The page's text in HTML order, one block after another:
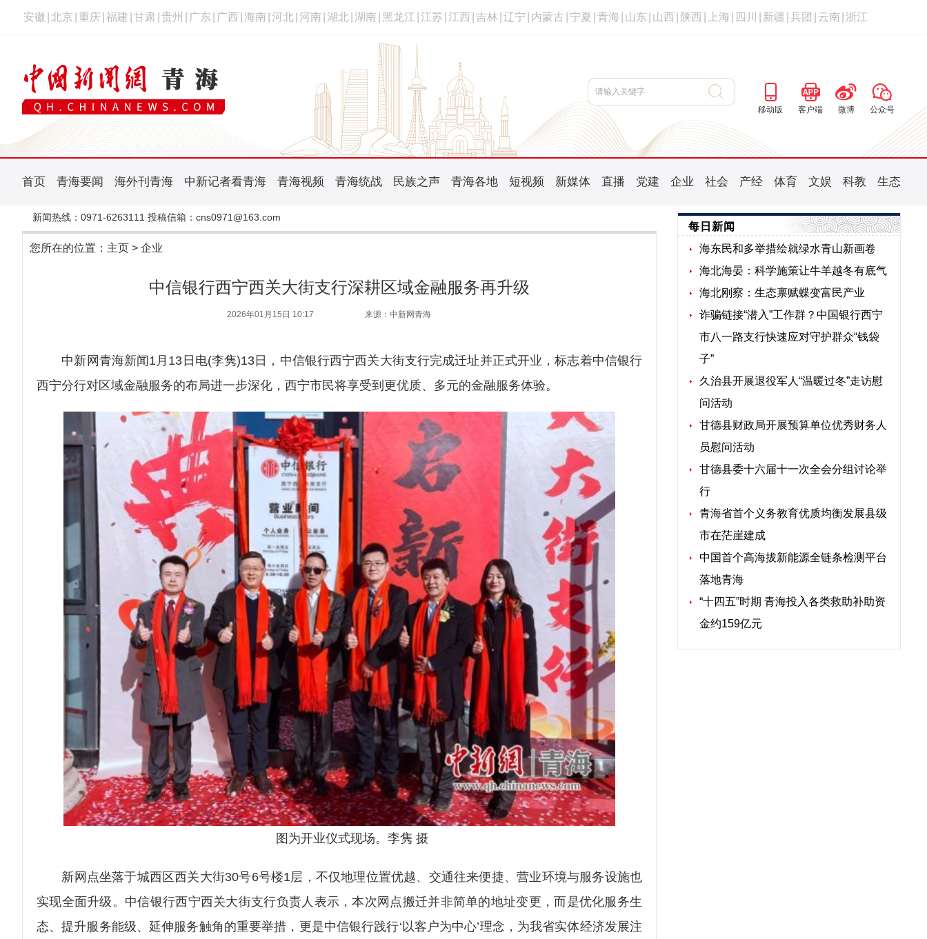
安徽 北京 重庆 福建 甘肃 贵州 广东 广西 海南 河北 河南 湖北 湖南 黑龙江 江苏 江西 吉林 辽宁 内蒙古 宁夏 青海 山东 山西 陕西 上海 四川 新疆 兵团 云南 浙江
移动版 客户端 微博 公众号
首页 青海要闻 海外刊青海 中新记者看青海 青海视频 青海统战 民族之声 青海各地 短视频 新媒体 直播 党建 企业 社会 产经 体育 文娱 科教 生态
新闻热线：0971-6263111 投稿信箱：cns0971@163.com
您所在的位置： 主页 > 企业
中信银行西宁西关大街支行深耕区域金融服务再升级
2026年01月15日 10:17 来源：中新网青海
中新网青海新闻1月13日电(李隽)13日，中信银行西宁西关大街支行完成迁址并正式开业，标志着中信银行
西宁分行对区域金融服务的布局进一步深化，西宁市民将享受到更优质、多元的金融服务体验。
图为开业仪式现场。李隽 摄
新网点坐落于城西区西关大街30号6号楼1层，不仅地理位置优越、交通往来便捷、营业环境与服务设施也
实现全面升级。中信银行西宁西关大街支行负责人表示，本次网点搬迁并非简单的地址变更，而是优化服务生
态、提升服务能级、延伸服务触角的重要举措，更是中信银行践行‘以客户为中心’理念，为我省实体经济发展注
每日新闻
海东民和多举措绘就绿水青山新画卷
海北海晏：科学施策让牛羊越冬有底气
海北刚察：生态禀赋蝶变富民产业
诈骗链接“潜入”工作群？中国银行西宁
市八一路支行快速应对守护群众“钱袋
子”
久治县开展退役军人“温暖过冬”走访慰
问活动
甘德县财政局开展预算单位优秀财务人
员慰问活动
甘德县委十六届十一次全会分组讨论举
行
青海省首个义务教育优质均衡发展县级
市在茫崖建成
中国首个高海拔新能源全链条检测平台
落地青海
“十四五”时期 青海投入各类救助补助资
金约159亿元